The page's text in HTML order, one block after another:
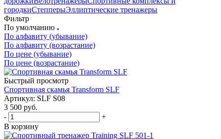
городкиСтепперыЭллиптические тренажеры
Фильтр
По умолчанию
По алфавиту (убывание)
По алфавиту (возрастание)
По цене (убывание)
По цене (возрастание)
Быстрый просмотр
Спортивная скамья Transform SLF
Артикул: SLF S08
3 500 руб.
-
+
В корзину